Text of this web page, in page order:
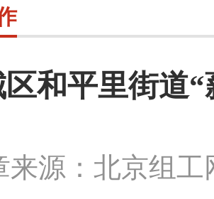
区和平里街道
来源：北京